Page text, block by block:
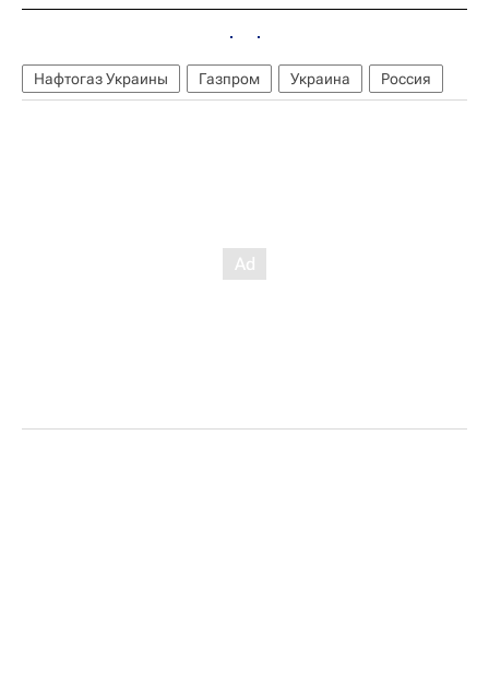
Нафтогаз Украины Газпром Украина Россия